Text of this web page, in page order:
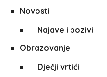
Novosti
Najave i pozivi
Obrazovanje
Dječji vrtići